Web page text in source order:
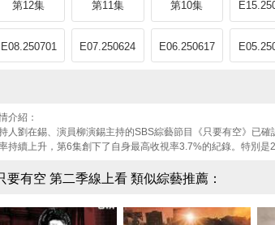
第12集 第11集 第10集
E08.250701 E07.250624 E06.250617
介紹：
人劉在錫、演員柳演錫主持的SBS綜藝節目《只要有空》已
持續上升，第6集創下了自身最高收視率3.7%的紀錄。特別
要有空 第二季線上看 類似綜藝推薦：